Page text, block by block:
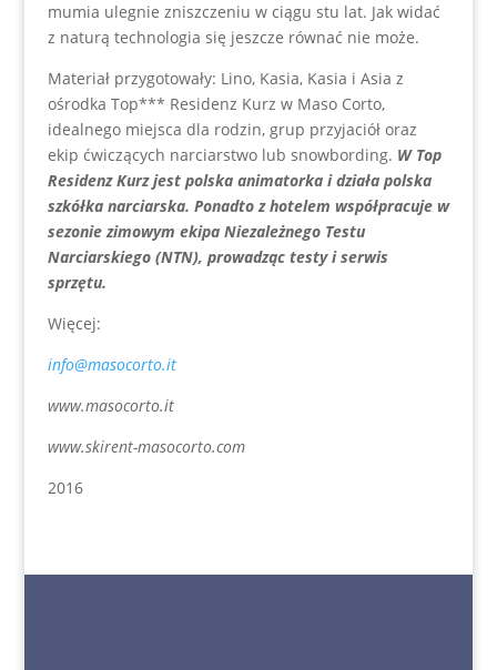
mumia ulegnie zniszczeniu w ciągu stu lat. Jak widać
z naturą technologia się jeszcze równać nie może.
Materiał przygotowały: Lino, Kasia, Kasia i Asia z
ośrodka Top*** Residenz Kurz w Maso Corto,
idealnego miejsca dla rodzin, grup przyjaciół oraz
ekip ćwiczących narciarstwo lub snowbording. W Top
Residenz Kurz jest polska animatorka i działa polska
szkółka narciarska. Ponadto z hotelem współpracuje w
sezonie zimowym ekipa Niezależnego Testu
Narciarskiego (NTN), prowadząc testy i serwis
sprzętu.
Więcej:
info@masocorto.it
www.masocorto.it
www.skirent-masocorto.com
2016